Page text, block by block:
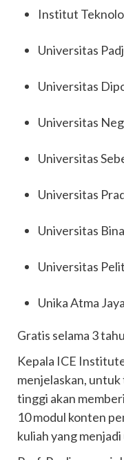
Institut
Universitas
Universitas
Universitas
Universitas
Universitas
Universitas
Universitas
Unika Atma Jaya
Gratis selama 3
Kepala ICE
menjelaskan,
tinggi akan
10 modul konten
kuliah yang